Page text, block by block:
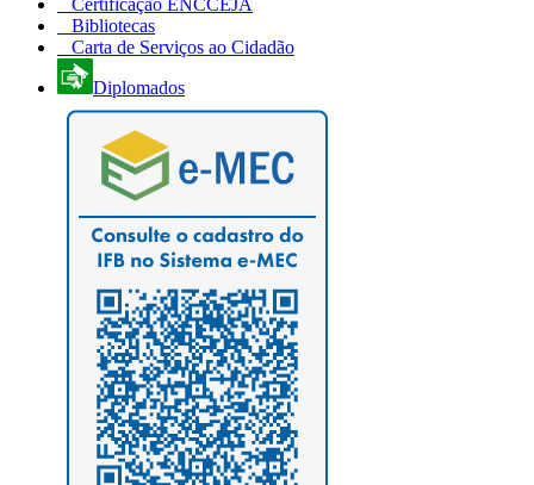
Certificação ENCCEJA
Bibliotecas
Carta de Serviços ao Cidadão
Diplomados